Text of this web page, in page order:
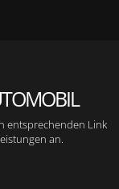
entsprechenden Link
an.